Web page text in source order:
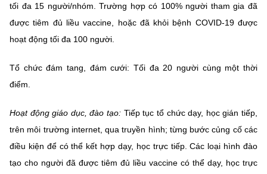
tối đa 15 người/nhóm. Trường hợp có 100% người tham gia đã
được tiêm đủ liều vaccine, hoặc đã khỏi bệnh COVID-19 được
hoạt động tối đa 100 người.
Tổ chức đám tang, đám cưới: Tối đa 20 người cùng một thời
điểm.
Hoạt động giáo dục, đào tạo: Tiếp tục tổ chức dạy, học gián tiếp,
trên môi trường internet, qua truyền hình; từng bước củng cố các
điều kiện để có thể kết hợp dạy, học trực tiếp. Các loại hình đào
tạo cho người đã được tiêm đủ liều vaccine có thể dạy, học trực